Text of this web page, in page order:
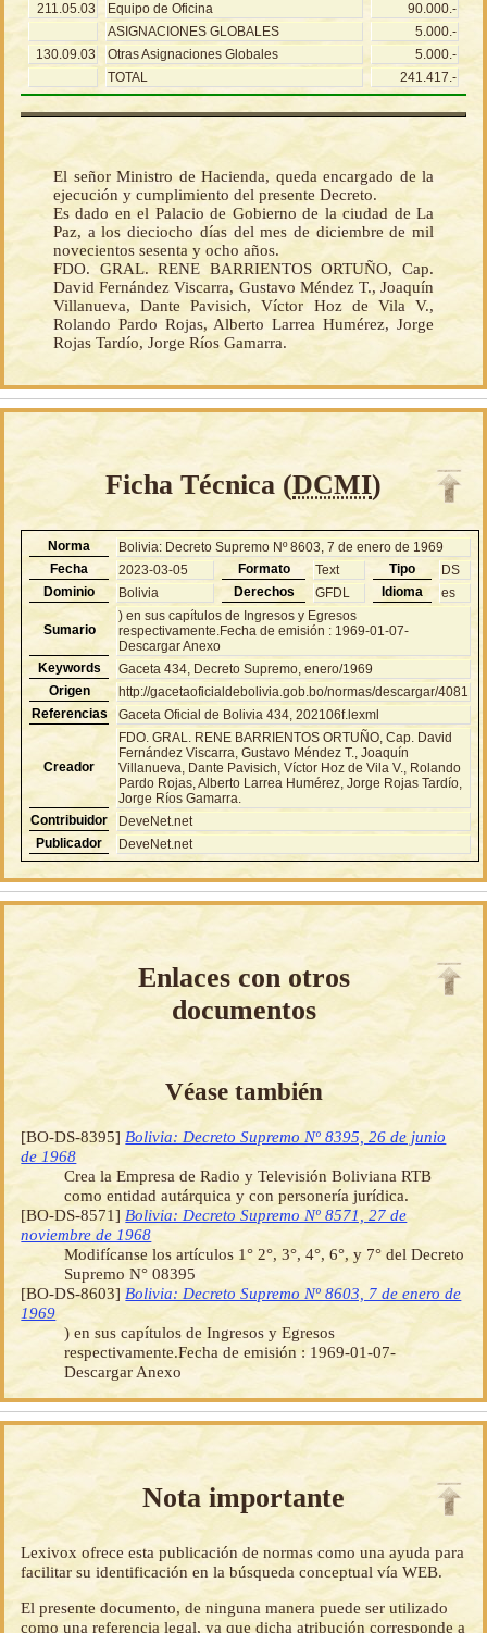
211.05.03
Equipo de Oficina
90.000.-
ASIGNACIONES GLOBALES
5.000.-
130.09.03
Otras Asignaciones Globales
5.000.-
TOTAL
241.417.-
El señor Ministro de Hacienda, queda encargado de la
ejecución y cumplimiento del presente Decreto.
Es dado en el Palacio de Gobierno de la ciudad de La
Paz, a los dieciocho días del mes de diciembre de mil
novecientos sesenta y ocho años.
FDO. GRAL. RENE BARRIENTOS ORTUÑO, Cap.
David Fernández Viscarra, Gustavo Méndez T., Joaquín
Villanueva, Dante Pavisich, Víctor Hoz de Vila V.,
Rolando Pardo Rojas, Alberto Larrea Humérez, Jorge
Rojas Tardío, Jorge Ríos Gamarra.
Ficha Técnica (DCMI)
Norma
Bolivia: Decreto Supremo Nº 8603, 7 de enero de 1969
Fecha
2023-03-05 Formato Text Tipo
DS
Dominio
Bolivia Derechos GFDL Idioma es
Sumario
) en sus capítulos de Ingresos y Egresos
respectivamente.Fecha de emisión : 1969-01-07-
Descargar Anexo
Keywords
Gaceta 434, Decreto Supremo, enero/1969
Origen
http://gacetaoficialdebolivia.gob.bo/normas/descargar/4081
Referencias
Gaceta Oficial de Bolivia 434, 202106f.lexml
Creador
FDO. GRAL. RENE BARRIENTOS ORTUÑO, Cap. David
Fernández Viscarra, Gustavo Méndez T., Joaquín
Villanueva, Dante Pavisich, Víctor Hoz de Vila V., Rolando
Pardo Rojas, Alberto Larrea Humérez, Jorge Rojas Tardío,
Jorge Ríos Gamarra.
Contribuidor
DeveNet.net
Publicador
DeveNet.net
Enlaces con otros
documentos
Véase también
[BO-DS-8395] Bolivia: Decreto Supremo Nº 8395, 26 de junio
de 1968
Crea la Empresa de Radio y Televisión Boliviana RTB
como entidad autárquica y con personería jurídica.
[BO-DS-8571] Bolivia: Decreto Supremo Nº 8571, 27 de
noviembre de 1968
Modifícanse los artículos 1° 2°, 3°, 4°, 6°, y 7° del Decreto
Supremo N° 08395
[BO-DS-8603] Bolivia: Decreto Supremo Nº 8603, 7 de enero de
1969
) en sus capítulos de Ingresos y Egresos
respectivamente.Fecha de emisión : 1969-01-07-
Descargar Anexo
Nota importante
Lexivox ofrece esta publicación de normas como una ayuda para
facilitar su identificación en la búsqueda conceptual vía WEB.
El presente documento, de ninguna manera puede ser utilizado
como una referencia legal, ya que dicha atribución corresponde a